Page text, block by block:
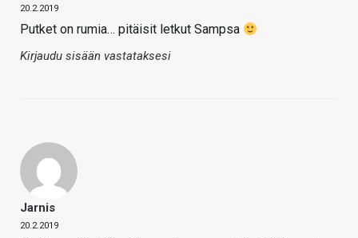
20.2.2019
Putket on rumia… pitäisit letkut Sampsa
Kirjaudu sisään vastataksesi
Jarnis
20.2.2019